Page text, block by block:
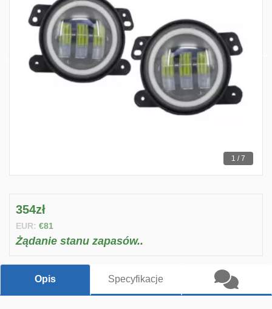
1 / 7
354zł
EUR: €81
Żądanie stanu zapasów..
Opis Specyfikacje